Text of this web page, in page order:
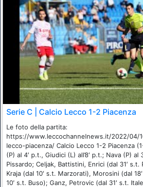
Serie C | Calcio Lecco 1-2 Piacenza
Le foto della partita:
https://www.leccochannelnews.it/2022/04/
lecco-piacenza/ Calcio Lecco 1-2 Piacenza
(P) al 4′ p.t., Giudici (L) all’8′ p.t.; Nava (P)
Pissardo; Celjak, Battistini, Enrici (dal 31′
Kraja (dal 10′ s.t. Marzorati), Morosini (dal
10′ s.t. Buso); Ganz, Petrovic (dal 31′ s.t.